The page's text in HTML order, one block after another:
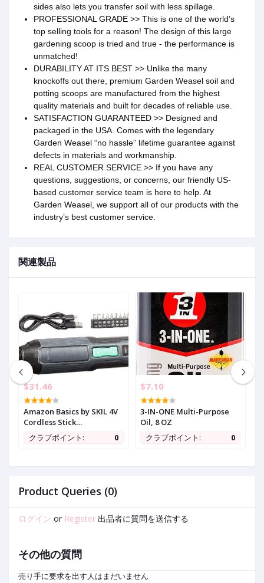
sides also lets you transfer soil with less spillage.
PROFESSIONAL GRADE >> This is one of the world’s
top selling tools for a reason! The design of this large
gardening scoop is tried and true - the performance is
unmatched!
DURABILITY AT ITS BEST >> Unlike the many
knockoffs out there, premium Garden Weasel soil and
potting scoops are manufactured from the highest
quality materials and built for decades of reliable use.
SATISFACTION GUARANTEED >> Designed and
packaged in the USA. Comes with the legendary
Garden Weasel “no hassle” lifetime guarantee against
defects in materials and workmanship.
REAL CUSTOMER SERVICE >> If you have any
questions, suggestions, or concerns, our friendly US-
based customer service team is here to help. At
Garden Weasel, we support all of our products with the
industry’s best customer service.
関連製品
$31.46
Amazon Basics by SKIL 4V
Cordless Stick
Screwdriver with 10-Piece
Bit Set, USB Cable, LED
クラブポイント: 0
$7.10
3-IN-ONE Multi-Purpose
Oil, 8 OZ
クラブポイント:
0
Product Queries (0)
ログイン or Register 出品者に質問を送信する
その他の質問
売り手に要求を出す人はまだいません